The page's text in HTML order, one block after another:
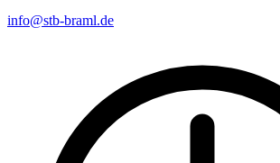
info@stb-braml.de